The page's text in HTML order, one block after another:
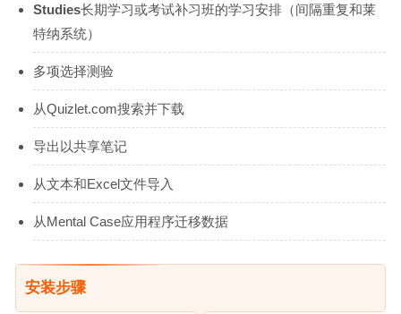
Studies长期学习或考试补习班的学习安排（间隔重复和莱
特纳系统）
多项选择测验
从Quizlet.com搜索并下载
导出以共享笔记
从文本和Excel文件导入
从Mental Case应用程序迁移数据
安装步骤